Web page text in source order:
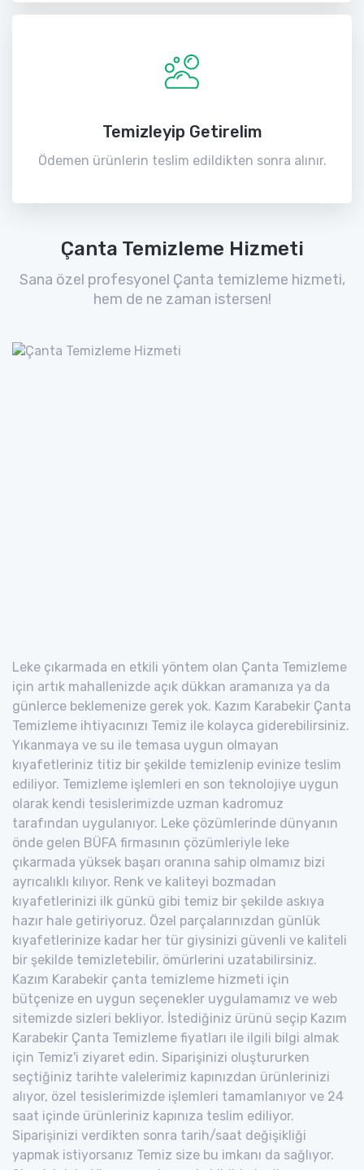
Temizleyip Getirelim
Ödemen ürünlerin teslim edildikten sonra alınır.
Çanta Temizleme Hizmeti
Sana özel profesyonel Çanta temizleme hizmeti,
hem de ne zaman istersen!
Leke çıkarmada en etkili yöntem olan Çanta Temizleme
için artık mahallenizde açık dükkan aramanıza ya da
günlerce beklemenize gerek yok. Kazım Karabekir Çanta
Temizleme ihtiyacınızı Temiz ile kolayca giderebilirsiniz.
Yıkanmaya ve su ile temasa uygun olmayan
kıyafetleriniz titiz bir şekilde temizlenip evinize teslim
ediliyor. Temizleme işlemleri en son teknolojiye uygun
olarak kendi tesislerimizde uzman kadromuz
tarafından uygulanıyor. Leke çözümlerinde dünyanın
önde gelen BÜFA firmasının çözümleriyle leke
çıkarmada yüksek başarı oranına sahip olmamız bizi
ayrıcalıklı kılıyor. Renk ve kaliteyi bozmadan
kıyafetlerinizi ilk günkü gibi temiz bir şekilde askıya
hazır hale getiriyoruz. Özel parçalarınızdan günlük
kıyafetlerinize kadar her tür giysinizi güvenli ve kaliteli
bir şekilde temizletebilir, ömürlerini uzatabilirsiniz.
Kazım Karabekir çanta temizleme hizmeti için
bütçenize en uygun seçenekler uygulamamız ve web
sitemizde sizleri bekliyor. İstediğiniz ürünü seçip Kazım
Karabekir Çanta Temizleme fiyatları ile ilgili bilgi almak
için Temiz'i ziyaret edin. Siparişinizi oluştururken
seçtiğiniz tarihte valelerimiz kapınızdan ürünlerinizi
alıyor, özel tesislerimizde işlemleri tamamlanıyor ve 24
saat içinde ürünleriniz kapınıza teslim ediliyor.
Siparişinizi verdikten sonra tarih/saat değişikliği
yapmak istiyorsanız Temiz size bu imkanı da sağlıyor.